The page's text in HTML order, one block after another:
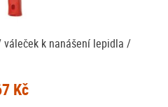
k nanášení lepidla /
Kč